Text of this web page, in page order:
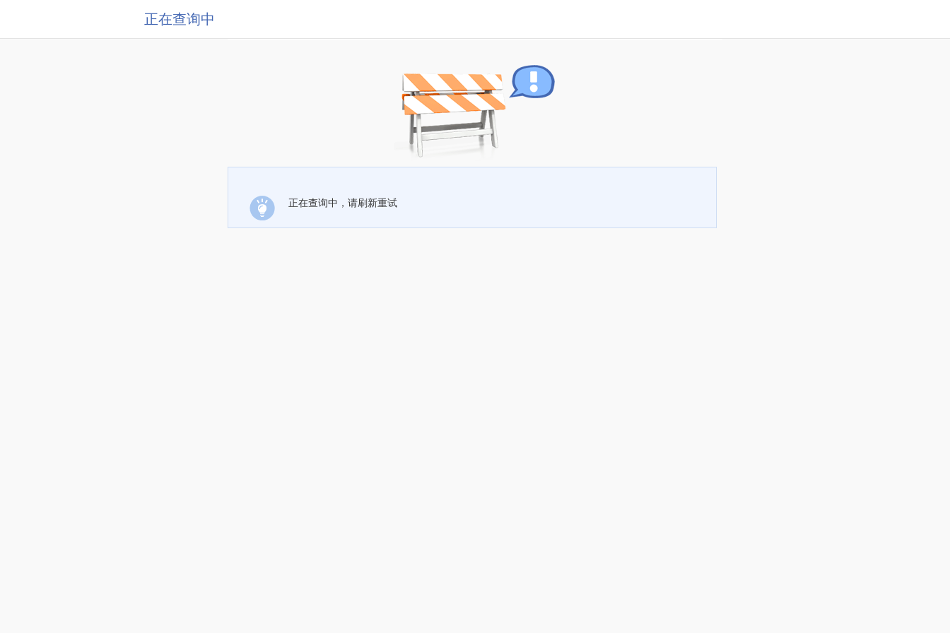
正在查询中
正在查询中，请刷新重试